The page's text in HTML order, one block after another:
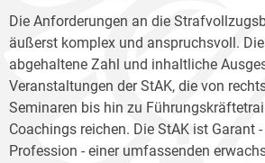
Die Anforderungen an die
äußerst komplex und anspruchsvoll.
abgehaltene Zahl und inhaltliche
Veranstaltungen der StAK, die von
Seminaren bis hin zu
Coachings reichen. Die StAK ist Garant
Profession - einer umfassenden